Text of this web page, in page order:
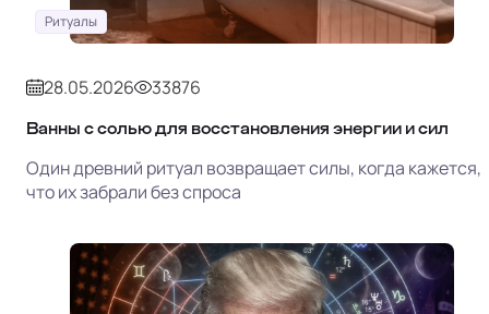
Ритуалы
28.05.2026 33876
Ванны с солью для восстановления энергии и сил
Один древний ритуал возвращает силы, когда кажется,
что их забрали без спроса